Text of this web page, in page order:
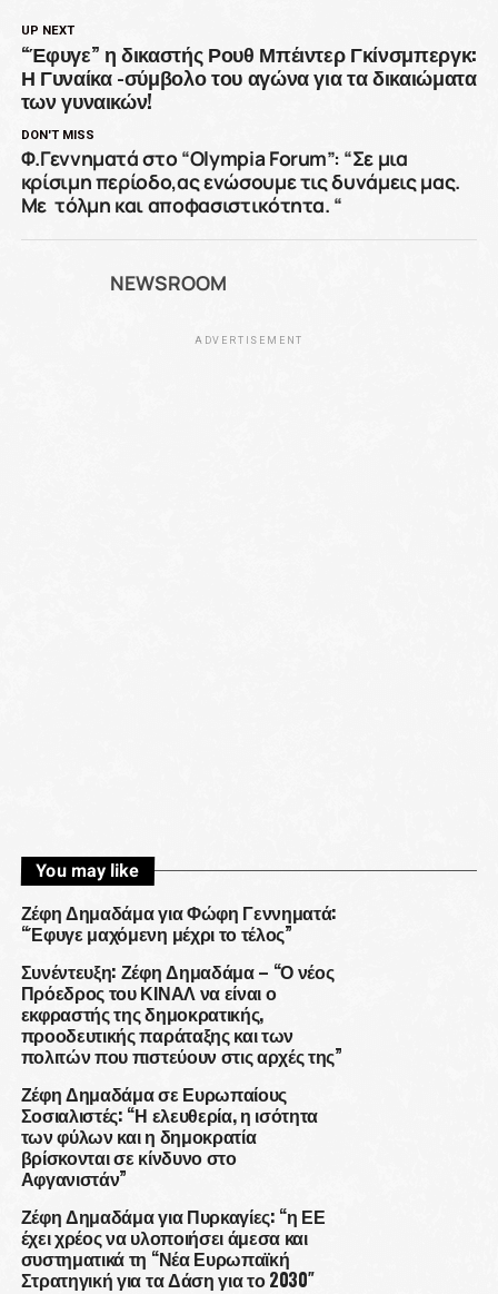
UP NEXT
“Έφυγε” η δικαστής Ρουθ Μπέιντερ Γκίνσμπεργκ:
Η Γυναίκα -σύμβολο του αγώνα για τα δικαιώματα
των γυναικών!
DON'T MISS
Φ.Γεννηματά στο “Οlympia Forum”: “Σε μια
κρίσιμη περίοδο,ας ενώσουμε τις δυνάμεις μας.
Με τόλμη και αποφασιστικότητα. “
NEWSROOM
ADVERTISEMENT
You may like
Ζέφη Δημαδάμα για Φώφη Γεννηματά:
“Έφυγε μαχόμενη μέχρι το τέλος”
Συνέντευξη: Ζέφη Δημαδάμα – “Ο νέος
Πρόεδρος του ΚΙΝΑΛ να είναι ο
εκφραστής της δημοκρατικής,
προοδευτικής παράταξης και των
πολιτών που πιστεύουν στις αρχές της”
Ζέφη Δημαδάμα σε Ευρωπαίους
Σοσιαλιστές: “Η ελευθερία, η ισότητα
των φύλων και η δημοκρατία
βρίσκονται σε κίνδυνο στο
Αφγανιστάν”
Ζέφη Δημαδάμα για Πυρκαγίες: “η ΕΕ
έχει χρέος να υλοποιήσει άμεσα και
συστηματικά τη “Νέα Ευρωπαϊκή
Στρατηγική για τα Δάση για το 2030″